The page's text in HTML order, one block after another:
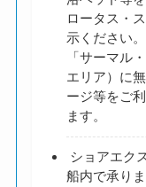
ロータス・
示ください。
「サーマル
エリア）に
ージ等をご
ます。
ショアエク
船内で承り